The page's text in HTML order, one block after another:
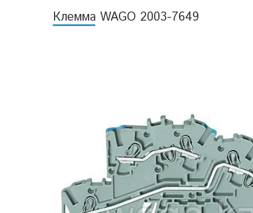
Клемма WAGO 2003-7649